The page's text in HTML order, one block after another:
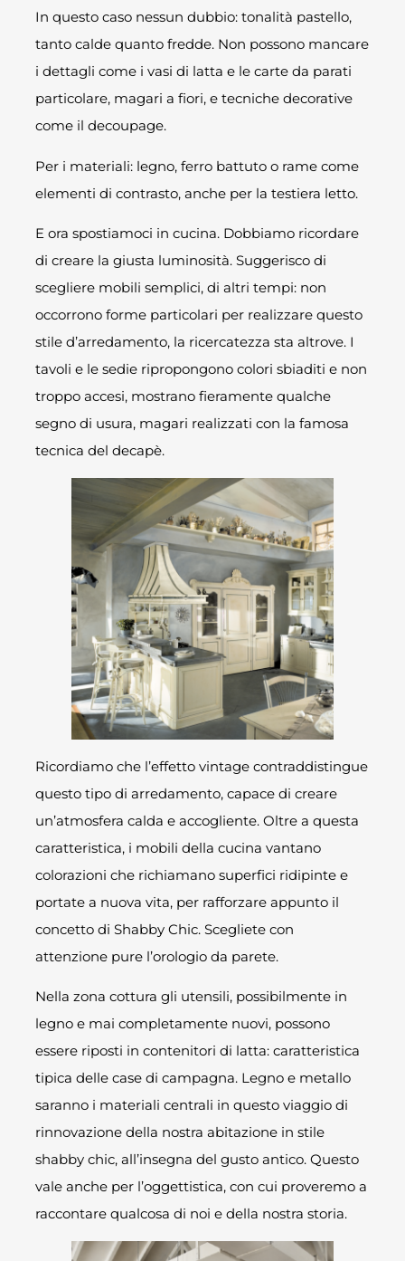
In questo caso nessun dubbio: tonalità pastello,
tanto calde quanto fredde. Non possono mancare
i dettagli come i vasi di latta e le carte da parati
particolare, magari a fiori, e tecniche decorative
come il decoupage.
Per i materiali: legno, ferro battuto o rame come
elementi di contrasto, anche per la testiera letto.
E ora spostiamoci in cucina. Dobbiamo ricordare
di creare la giusta luminosità. Suggerisco di
scegliere mobili semplici, di altri tempi: non
occorrono forme particolari per realizzare questo
stile d’arredamento, la ricercatezza sta altrove. I
tavoli e le sedie ripropongono colori sbiaditi e non
troppo accesi, mostrano fieramente qualche
segno di usura, magari realizzati con la famosa
tecnica del decapè.
Ricordiamo che l’effetto vintage contraddistingue
questo tipo di arredamento, capace di creare
un’atmosfera calda e accogliente. Oltre a questa
caratteristica, i mobili della cucina vantano
colorazioni che richiamano superfici ridipinte e
portate a nuova vita, per rafforzare appunto il
concetto di Shabby Chic. Scegliete con
attenzione pure l’orologio da parete.
Nella zona cottura gli utensili, possibilmente in
legno e mai completamente nuovi, possono
essere riposti in contenitori di latta: caratteristica
tipica delle case di campagna. Legno e metallo
saranno i materiali centrali in questo viaggio di
rinnovazione della nostra abitazione in stile
shabby chic, all’insegna del gusto antico. Questo
vale anche per l’oggettistica, con cui proveremo a
raccontare qualcosa di noi e della nostra storia.